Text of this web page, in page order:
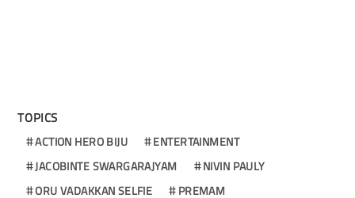
TOPICS
ACTION HERO BIJU
ENTERTAINMENT
JACOBINTE SWARGARAJYAM
NIVIN PAULY
ORU VADAKKAN SELFIE
PREMAM